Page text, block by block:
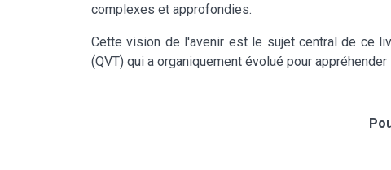
complexes et approfondies.
Cette vision de l'avenir est le sujet central de ce
(QVT) qui a organiquement évolué pour